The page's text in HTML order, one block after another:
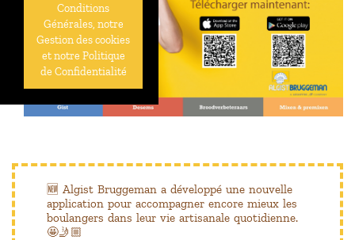
🆕 Algist Bruggeman a développé une nouvelle
application pour accompagner encore mieux les
boulangers dans leur vie artisanale quotidienne.
🤩🤳🏼
Conditions
Générales, notre
Gestion des cookies
et notre Politique
de Confidentialité